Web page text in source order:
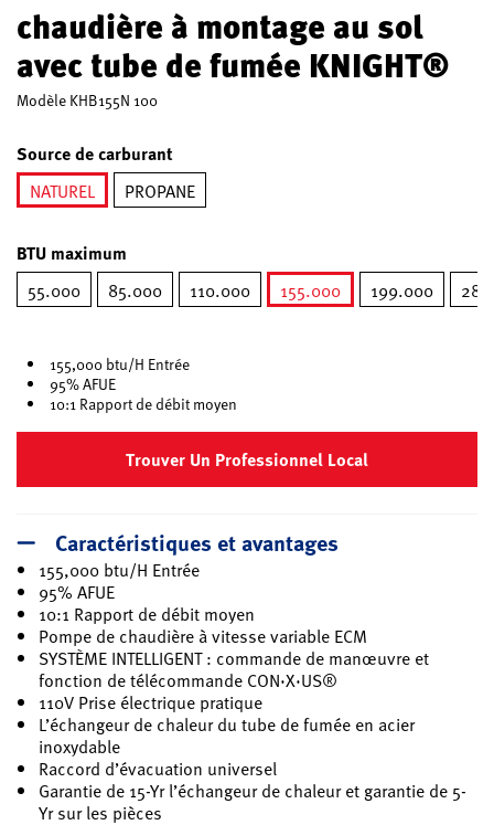
chaudière à montage au sol
avec tube de fumée KNIGHT®
Modèle KHB155N 100
Source de carburant
NATUREL
PROPANE
BTU maximum
55.000 85.000 110.000
155.000
199.000
155,000 btu/H Entrée
95% AFUE
10:1 Rapport de débit moyen
Trouver Un Professionnel Local
Caractéristiques et avantages
155,000 btu/H Entrée
95% AFUE
10:1 Rapport de débit moyen
Pompe de chaudière à vitesse variable ECM
SYSTÈME INTELLIGENT : commande de manœuvre et
fonction de télécommande CON·X·US®
110V Prise électrique pratique
L’échangeur de chaleur du tube de fumée en acier
inoxydable
Raccord d’évacuation universel
Garantie de 15-Yr l’échangeur de chaleur et garantie de 5-
Yr sur les pièces